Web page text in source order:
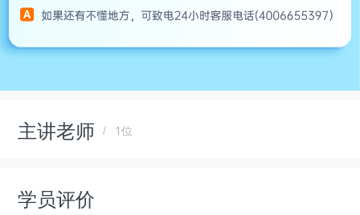
主讲老师 1位
学员评价